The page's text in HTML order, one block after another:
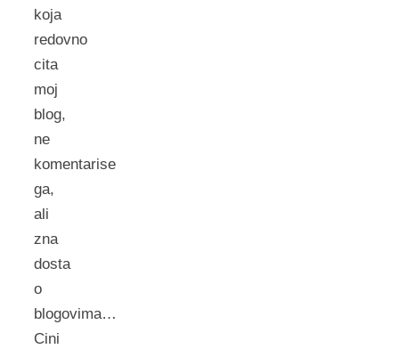
koja
redovno
cita
moj
blog,
ne
komentarise
ga,
ali
zna
dosta
o
blogovima…
Cini